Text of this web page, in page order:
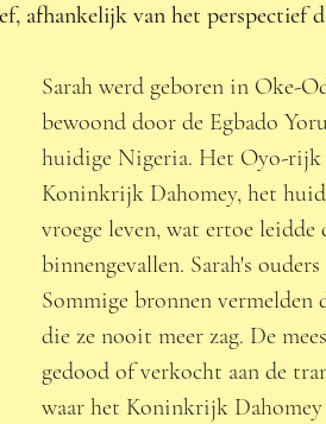
afhankelijk van het perspectief
Sarah werd geboren in Oke-
bewoond door de Egbado
huidige Nigeria. Het Oyo-rijk
Koninkrijk Dahomey, het
vroege leven, wat ertoe
binnengevallen. Sarah's
Sommige bronnen vermelden
die ze nooit meer zag. De
gedood of verkocht aan de
waar het Koninkrijk